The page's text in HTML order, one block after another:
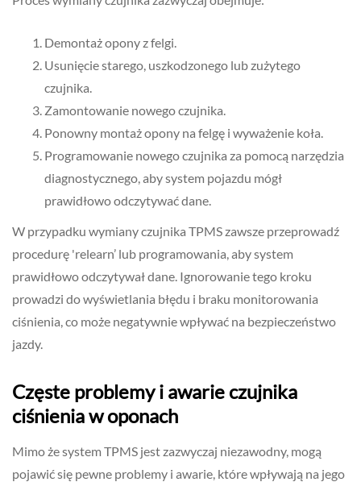
Demontaż opony z felgi.
Usunięcie starego, uszkodzonego lub zużytego
czujnika.
Zamontowanie nowego czujnika.
Ponowny montaż opony na felgę i wyważenie koła.
Programowanie nowego czujnika za pomocą narzędzia
diagnostycznego, aby system pojazdu mógł
prawidłowo odczytywać dane.
W przypadku wymiany czujnika TPMS zawsze przeprowadź
procedurę 'relearn’ lub programowania, aby system
prawidłowo odczytywał dane. Ignorowanie tego kroku
prowadzi do wyświetlania błędu i braku monitorowania
ciśnienia, co może negatywnie wpływać na bezpieczeństwo
jazdy.
Częste problemy i awarie czujnika
ciśnienia w oponach
Mimo że system TPMS jest zazwyczaj niezawodny, mogą
pojawić się pewne problemy i awarie, które wpływają na jego